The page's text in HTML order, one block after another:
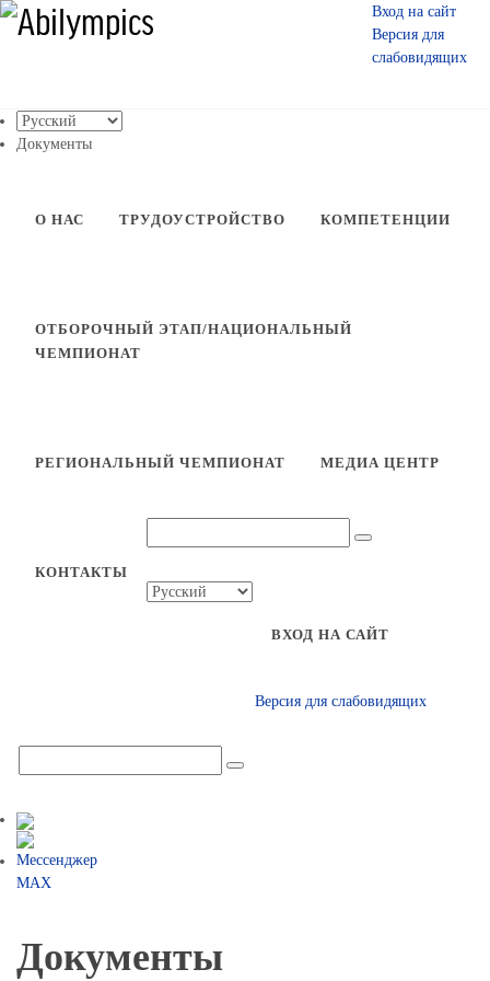
Вход на сайт
Версия для
слабовидящих
О НАС ТРУДОУСТРОЙСТВО КОМПЕТЕНЦИИ
ОТБОРОЧНЫЙ ЭТАП/НАЦИОНАЛЬНЫЙ
ЧЕМПИОНАТ
РЕГИОНАЛЬНЫЙ ЧЕМПИОНАТ МЕДИА ЦЕНТР
КОНТАКТЫ
ВХОД НА САЙТ
Версия для слабовидящих
Документы
О нас
Документы